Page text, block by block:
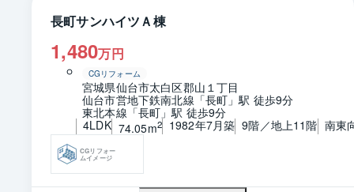
長町サンハイツＡ棟
1,480万円
CGリフォーム
宮城県仙台市太白区郡山１丁目
仙台市営地下鉄南北線「長町」駅 徒歩9分
東北本線「長町」駅 徒歩9分
4LDK 74.05m2 1982年7月築 9階／地上11階 南東
CGリフォー
ムイメージ